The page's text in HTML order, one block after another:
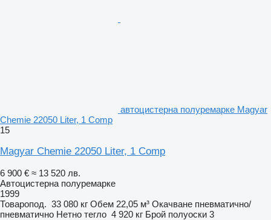
автоцистерна полуремарке Magyar
Chemie 22050 Liter, 1 Comp
15
Magyar Chemie 22050 Liter, 1 Comp
6 900 € ≈ 13 520 лв.
Автоцистерна полуремарке
1999
Товаропод. 33 080 кг Обем 22,05 м³ Окачване пневматично/
пневматично Нетно тегло 4 920 кг Брой полуоски 3